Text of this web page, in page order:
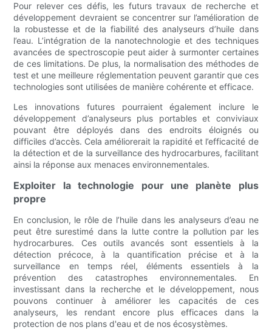
Pour relever ces défis, les futurs travaux de recherche et
développement devraient se concentrer sur l’amélioration de
la robustesse et de la fiabilité des analyseurs d’huile dans
l’eau. L’intégration de la nanotechnologie et des techniques
avancées de spectroscopie peut aider à surmonter certaines
de ces limitations. De plus, la normalisation des méthodes de
test et une meilleure réglementation peuvent garantir que ces
technologies sont utilisées de manière cohérente et efficace.
Les innovations futures pourraient également inclure le
développement d’analyseurs plus portables et conviviaux
pouvant être déployés dans des endroits éloignés ou
difficiles d’accès. Cela améliorerait la rapidité et l’efficacité de
la détection et de la surveillance des hydrocarbures, facilitant
ainsi la réponse aux menaces environnementales.
Exploiter la technologie pour une planète plus
propre
En conclusion, le rôle de l’huile dans les analyseurs d’eau ne
peut être surestimé dans la lutte contre la pollution par les
hydrocarbures. Ces outils avancés sont essentiels à la
détection précoce, à la quantification précise et à la
surveillance en temps réel, éléments essentiels à la
prévention des catastrophes environnementales. En
investissant dans la recherche et le développement, nous
pouvons continuer à améliorer les capacités de ces
analyseurs, les rendant encore plus efficaces dans la
protection de nos plans d'eau et de nos écosystèmes.